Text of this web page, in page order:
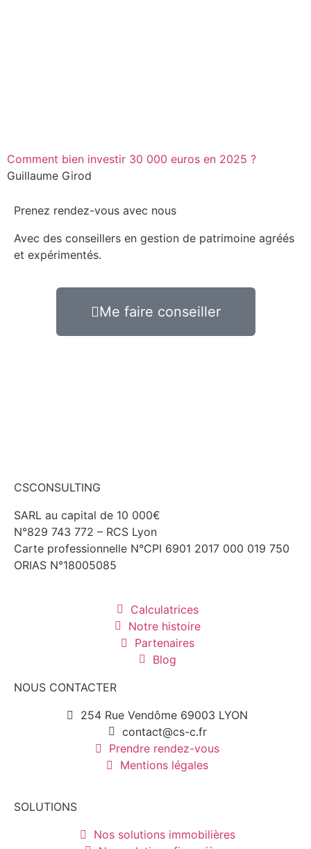
Comment bien investir 30 000 euros en 2025 ?
Guillaume Girod
Prenez rendez-vous avec nous
Avec des conseillers en gestion de patrimoine agréés
et expérimentés.
Me faire conseiller
CSCONSULTING
SARL au capital de 10 000€
N°829 743 772 – RCS Lyon
Carte professionnelle N°CPI 6901 2017 000 019 750
ORIAS N°18005085
Calculatrices
Notre histoire
Partenaires
Blog
NOUS CONTACTER
254 Rue Vendôme 69003 LYON
contact@cs-c.fr
Prendre rendez-vous
Mentions légales
SOLUTIONS
Nos solutions immobilières